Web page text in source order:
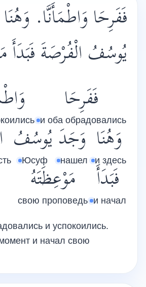
فَفَرِحَا وَاطْمَأَنَّا.
يُوسُفُ الْفُرْصَةَ فَبَدَأَ
فَفَرِحَا
и оба обрадовались
وَهُنَا
и здесь
وَجَدَ
нашел
يُوسُفُ
Юсуф
فَبَدَأَ
и начал
مَوْعِظَتَهُ
свою проповедь
и успокоились.
и начал свою